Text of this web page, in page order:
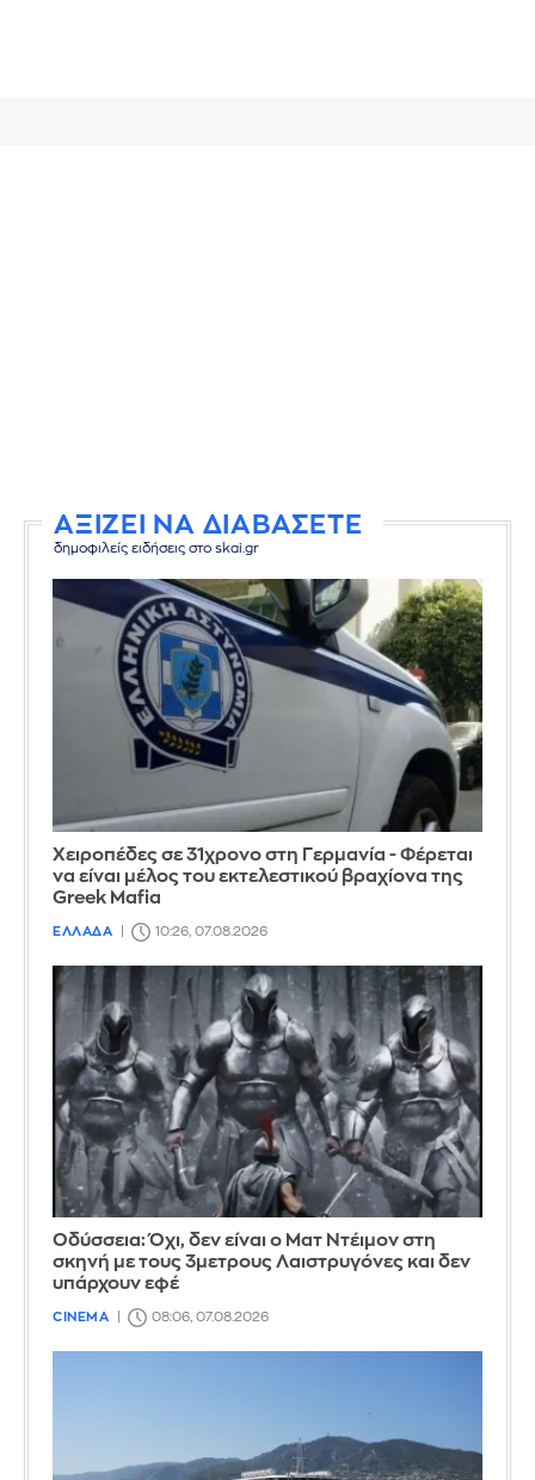
ΑΞΙΖΕΙ ΝΑ ΔΙΑΒΑΣΕΤΕ
δημοφιλείς ειδήσεις στο skai.gr
Χειροπέδες σε 31χρονο στη Γερμανία - Φέρεται
να είναι μέλος του εκτελεστικού βραχίονα της
Greek Mafia
ΕΛΛΑΔΑ 10:26, 07.08.2026
Οδύσσεια: Όχι, δεν είναι ο Ματ Ντέιμον στη
σκηνή με τους 3μετρους Λαιστρυγόνες και δεν
υπάρχουν εφέ
CINEMA 08:06, 07.08.2026